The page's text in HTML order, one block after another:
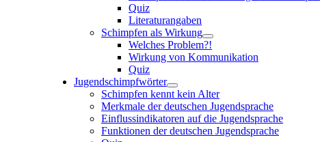
Quiz
Literaturangaben
Schimpfen als Wirkung
Welches Problem?!
Wirkung von Kommunikation
Quiz
Jugendschimpfwörter
Schimpfen kennt kein Alter
Merkmale der deutschen Jugendsprache
Einflussindikatoren auf die Jugendsprache
Funktionen der deutschen Jugendsprache